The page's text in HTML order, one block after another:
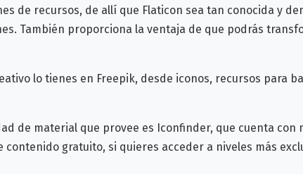
de recursos, de allí que Flaticon sea tan conocida y
También proporciona la ventaja de que podrás
lo tienes en Freepik, desde iconos, recursos para
de material que provee es Iconfinder, que cuenta con
gratuito, si quieres acceder a niveles más